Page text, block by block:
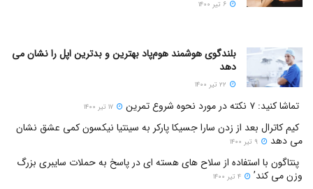
بلندگوی هوشمند هوم‌پاد بهترین و بدترین اپل را نشان می
دهد
تماشا کنید: ۷ نکته در مورد نحوه شروع تمرین
کیم کاترال بعد از زدن سارا جسیکا پارکر به سینتیا نیکسون کمی عشق نشان
می دهد
پنتاگون با استفاده از سلاح های هسته ای در پاسخ به حملات سایبری بزرگ
وزن می کند’